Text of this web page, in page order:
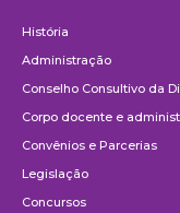
História
Administração
Conselho Consultivo da
Corpo docente e
Convênios e Parcerias
Legislação
Concursos